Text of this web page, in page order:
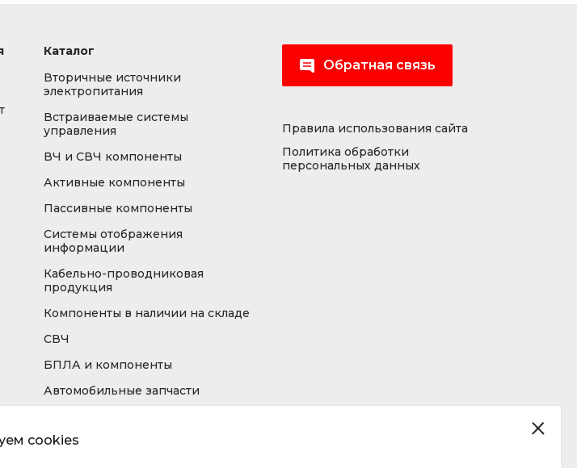
cookies
Каталог
Вторичные источники
электропитания
Встраиваемые системы
управления
ВЧ и СВЧ компоненты
Активные компоненты
Пассивные компоненты
Системы отображения
информации
Кабельно-проводниковая
продукция
Компоненты в наличии на складе
СВЧ
БПЛА и компоненты
Автомобильные запчасти
Обратная связь
Правила использования сайта
Политика обработки
персональных данных